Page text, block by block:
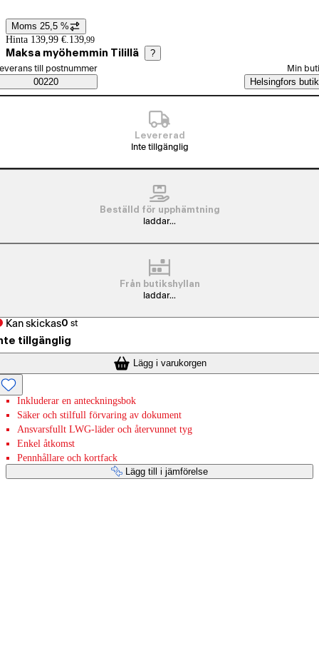
Prisinformation
Moms 25,5 %
Hinta 139,99 €. 139,99
Maksa myöhemmin Tilillä ?
Saatavuustiedot
beställningssätt
till postnummer
00220
Min
Helsingfors butik
Levererad
Inte tillgänglig
Beställd för upphämtning
laddar...
Från butikshyllan
laddar...
Kan skickas0 st
tillgänglig
Lägg i varukorgen
Inkluderar en anteckningsbok
Säker och stilfull förvaring av dokument
Ansvarsfullt LWG-läder och återvunnet tyg
Enkel åtkomst
Pennhållare och kortfack
Lägg till i jämförelse